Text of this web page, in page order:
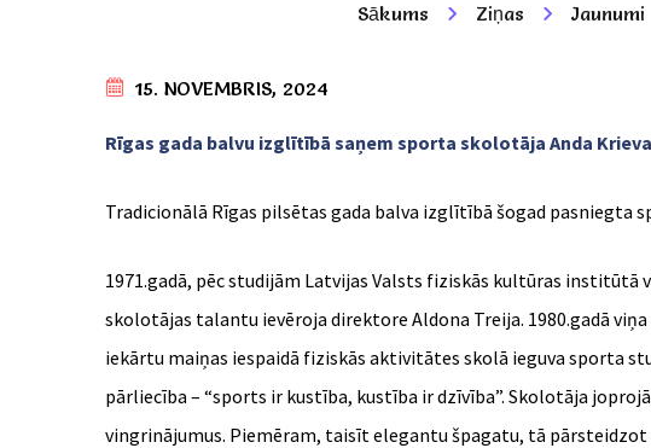
Sākums Ziņas Jaunumi
15. NOVEMBRIS, 2024
Rīgas gada balvu izglītībā saņem sporta skolotāja Anda Krieva
Tradicionālā Rīgas pilsētas gada balva izglītībā šogad pasniegta
1971.gadā, pēc studijām Latvijas Valsts fiziskās kultūras institūtā
skolotājas talantu ievēroja direktore Aldona Treija. 1980.gadā
iekārtu maiņas iespaidā fiziskās aktivitātes skolā ieguva sporta
pārliecība – “sports ir kustība, kustība ir dzīvība”. Skolotāja
vingrinājumus. Piemēram, taisīt elegantu špagatu, tā